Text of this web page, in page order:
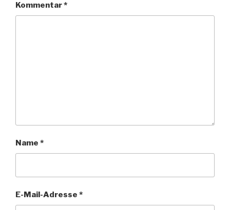
Kommentar*
Name *
E-Mail-Adresse *